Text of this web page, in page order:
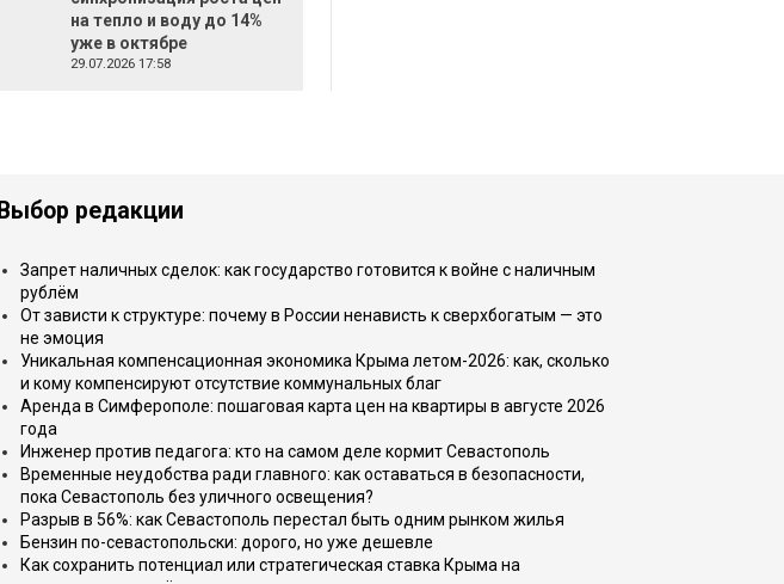
на тепло и воду до 14%
уже в октябре
29.07.2026 17:58
Выбор редакции
Запрет наличных сделок: как государство готовится к войне с наличным
рублём
От зависти к структуре: почему в России ненависть к сверхбогатым — это
не эмоция
Уникальная компенсационная экономика Крыма летом-2026: как, сколько
и кому компенсируют отсутствие коммунальных благ
Аренда в Симферополе: пошаговая карта цен на квартиры в августе 2026
года
Инженер против педагога: кто на самом деле кормит Севастополь
Временные неудобства ради главного: как оставаться в безопасности,
пока Севастополь без уличного освещения?
Разрыв в 56%: как Севастополь перестал быть одним рынком жилья
Бензин по-севастопольски: дорого, но уже дешевле
Как сохранить потенциал или стратегическая ставка Крыма на